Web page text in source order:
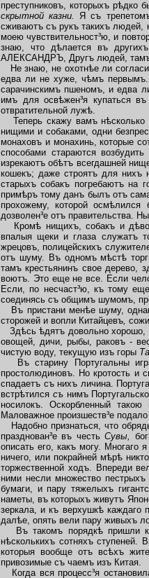
преступниковъ, которыхъ рѣдко
скрытной казни. Я съ
сживаютъ съ рукъ такихъ людей,
моею чувствительност³ю, и
знаю, что дѣлается въ
АЛЕКСАНДРЪ, Другъ людей, тамъ
Не знаю, не охотнѣе ли
едва ли не хуже, чѣмъ первымъ.
сарачинскимъ пшеномъ, и едва
имъ для освѣжен³я купаться
отвратительной лужѣ.
Теперь скажу вамъ нѣсколько
нищими и собаками, одни
монаховъ и монахинь, которые
способами стараются
изрекаютъ обѣтъ всегдашней
кошекъ; даже строятъ для нихъ
старыхъ собакъ погребаютъ на
примѣръ тому данъ былъ отъ
прохожему, которой
дозволен³е отъ правительства.
Кромѣ нищихъ, собакъ и
впалыя щеки и глаза служатъ
жрецовъ, полицейскихъ
отъ шуму. Въ одномъ мѣстѣ
тамъ крестьянинъ свое дерево,
воютъ. Это еще не все. Если
Если, по несчаст³ю, къ тому
соединясь съ общимъ шумомъ,
Въ пристани менѣе шуму,
сторожей и вопли Китайцевъ
Здѣсь ѣдятъ довольно хорошо,
овощей, дичи, рыбы, раковъ -
чистую воду, текущую изъ горы
Въ старину Португальны
простолюдиновъ. Но кротость и
спадаетъ съ нихъ личина.
встрѣтился съ нимъ
носилокъ. Оскорбленный
Маловажное произшеств³е
Надобно признаться, что
празднован³е въ честьСувы,
описать его, какъ могу. Многаго
ничего, или покрайней мѣрѣ
торжественной ходъ. Впереди
ними несли множество
бумаги, и пару тяжелыхъ
наметы, въ которыхъ живутъ
зеркала, и къ верхушкѣ каждаго
далѣе, опять вели пару живыхъ
Въ такомъ порядкѣ пришли
нѣсколькихъ сотняхъ ступеней.
которыя вообще отъ всѣхъ
привозимые съ чаемъ изъ Китая.
Когда вся процесс³я